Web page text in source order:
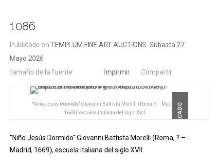
1086
Publicado en TEMPLUM FINE ART AUCTIONS. Subasta 27
Mayo 2026
tamaño de la fuente
Imprimir Compartir
DESTACADO
"Niño Jesús Dormido" Giovanni Battista Morelli (Roma, ? – Madrid,
1669), escuela italiana del siglo XVII.
"Niño Jesús Dormido" Giovanni Battista Morelli (Roma, ? –
Madrid, 1669), escuela italiana del siglo XVII.